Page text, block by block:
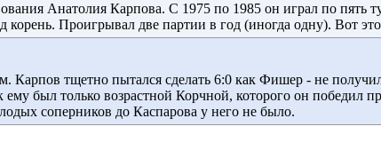
Анатолия Карпова. С 1975 по 1985 он играл по пять
Проигрывал две партии в год (иногда одну). Вот
Карпов тщетно пытался сделать 6:0 как Фишер - не
был только возрастной Корчной, которого он победил
соперников до Каспарова у него не было.